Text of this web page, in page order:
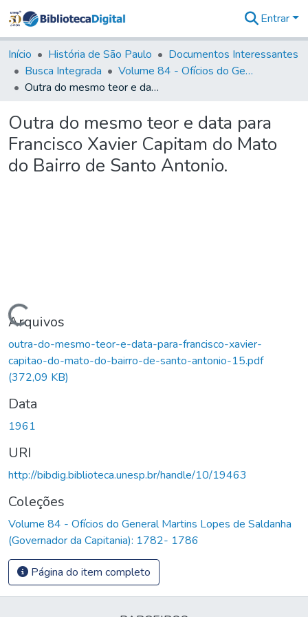
&
Coleções
Tudo na
Biblioteca
Estatísticas
Entrar
Início História de São Paulo
Documentos Interessantes
Busca Integrada
Volume 84 - Ofícios do General Martins Lopes de Saldanha (Governador da Capitania): 1782- 1786
Outra do mesmo teor e data para Francisco Xavier Capitam do Mato do Bairro de Santo Antonio.
Outra do mesmo teor e data para
Francisco Xavier Capitam do Mato
do Bairro de Santo Antonio.
Carregando...
Arquivos
outra-do-mesmo-teor-e-data-para-francisco-xavier-
capitao-do-mato-do-bairro-de-santo-antonio-15.pdf
(372,09 KB)
Data
1961
URI
http://bibdig.biblioteca.unesp.br/handle/10/19463
Coleções
Volume 84 - Ofícios do General Martins Lopes de Saldanha
(Governador da Capitania): 1782- 1786
Página do item completo